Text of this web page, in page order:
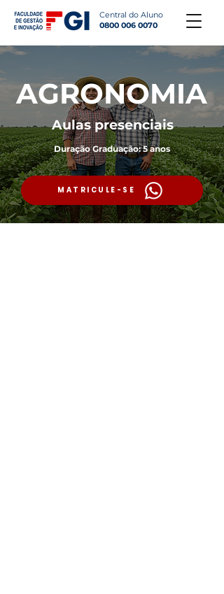
Central do Aluno
0800 006 0070
AGRONOMIA
Aulas presenciais
Duração Graduação: 5 anos
MATRICULE-SE